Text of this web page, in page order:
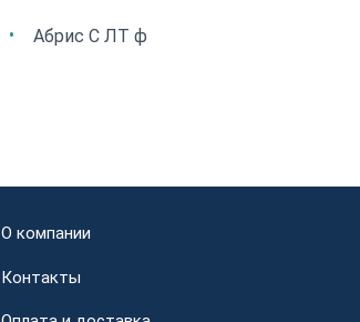
Абрис С ЛТ ф
О компании
Контакты